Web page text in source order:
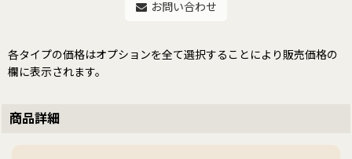
お問い合わせ
各タイプの価格はオプションを全て選択することにより販売価格の
欄に表示されます。
商品詳細